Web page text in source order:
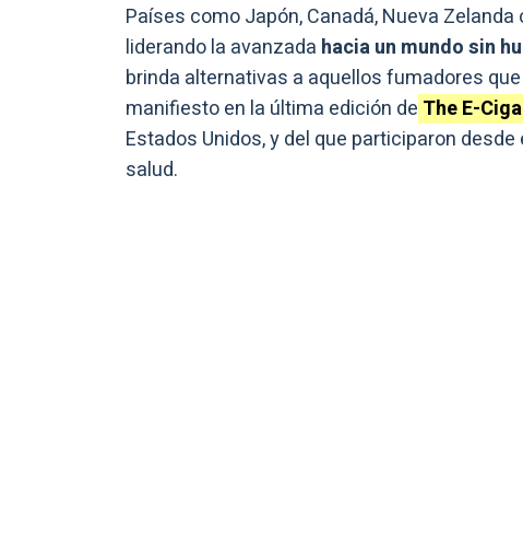
Países como Japón, Canadá, Nueva
liderando la avanzada hacia un mundo sin
brinda alternativas a aquellos fumadores
manifiesto en la última edición de The E-
Estados Unidos, y del que participaron
salud.